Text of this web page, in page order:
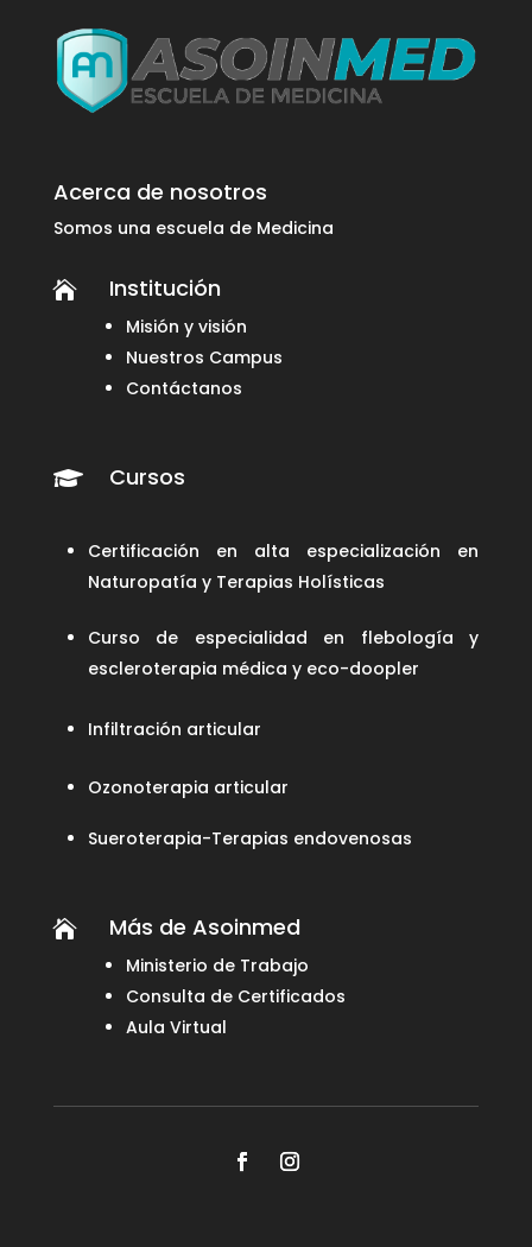
Acerca de nosotros
Somos una escuela de Medicina
 Institución
Misión y visión
Nuestros Campus
Contáctanos
 Cursos
Certificación en alta especialización en
Naturopatía y Terapias Holísticas
Curso de especialidad en flebología y
escleroterapia médica y eco-doopler
Infiltración articular
Ozonoterapia articular
Sueroterapia-Terapias endovenosas
 Más de Asoinmed
Ministerio de Trabajo
Consulta de Certificados
Aula Virtual